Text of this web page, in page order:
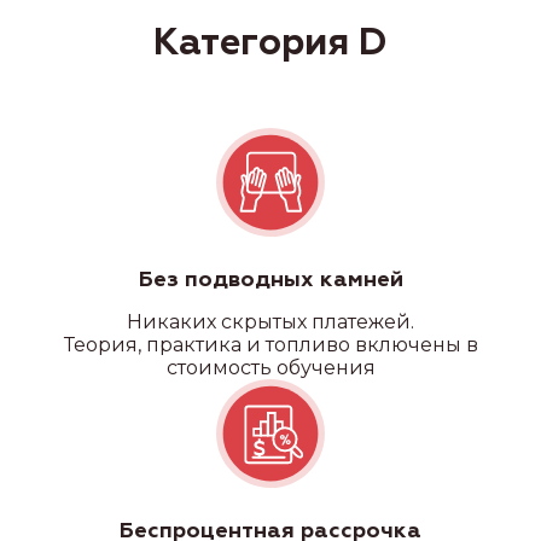
Без подводных камней
Никаких скрытых платежей.
Теория, практика и топливо включены в
стоимость обучения
Беспроцентная рассрочка